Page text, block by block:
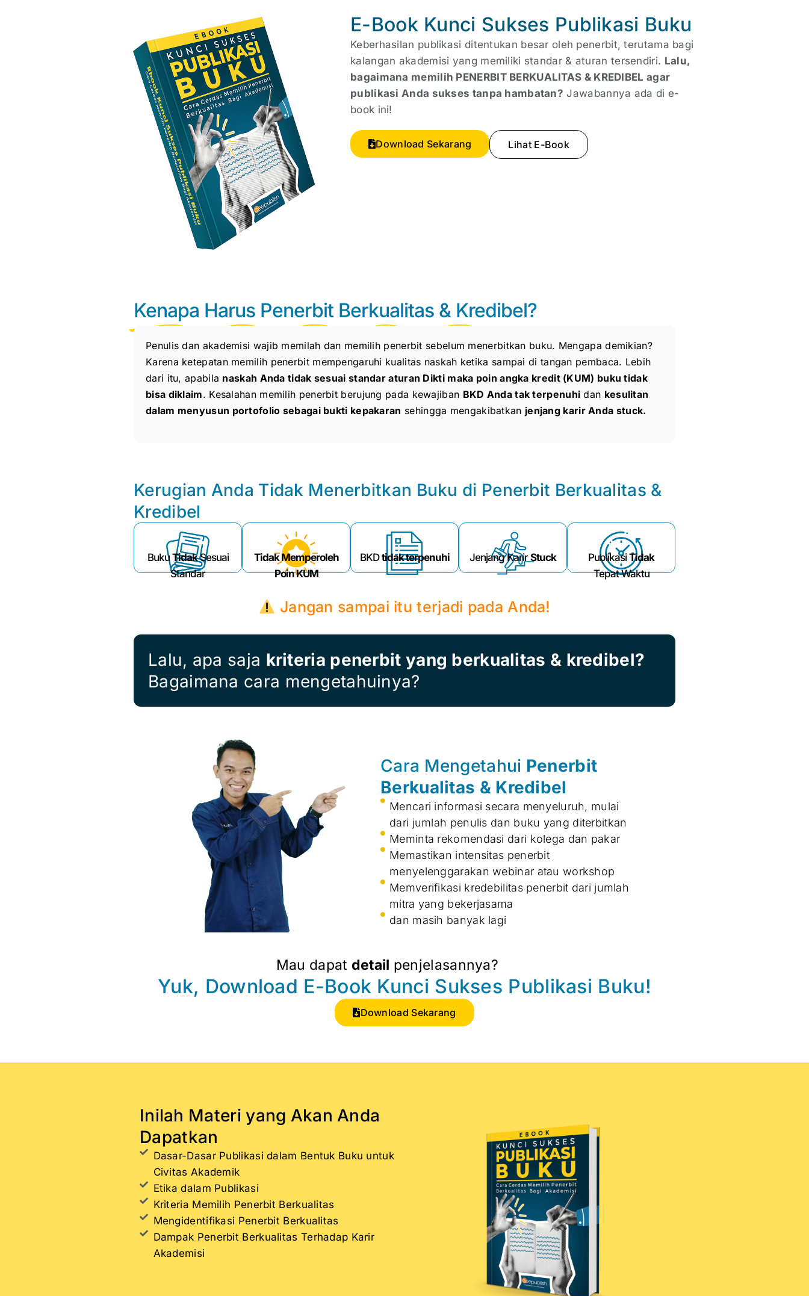
E-Book Kunci Sukses Publikasi Buku
Keberhasilan publikasi ditentukan besar oleh penerbit, terutama bagi
kalangan akademisi yang memiliki standar & aturan tersendiri. Lalu,
bagaimana memilih PENERBIT BERKUALITAS & KREDIBEL agar
publikasi Anda sukses tanpa hambatan? Jawabannya ada di e-
book ini!
Download Sekarang Lihat E-Book
Kenapa Harus Penerbit Berkualitas & Kredibel?
Penulis dan akademisi wajib memilah dan memilih penerbit sebelum menerbitkan buku. Mengapa demikian?
Karena ketepatan memilih penerbit mempengaruhi kualitas naskah ketika sampai di tangan pembaca. Lebih
dari itu, apabila naskah Anda tidak sesuai standar aturan Dikti maka poin angka kredit (KUM) buku tidak
bisa diklaim. Kesalahan memilih penerbit berujung pada kewajiban BKD Anda tak terpenuhi dan kesulitan
dalam menyusun portofolio sebagai bukti kepakaran sehingga mengakibatkan jenjang karir Anda stuck.
Kerugian Anda Tidak Menerbitkan Buku di Penerbit Berkualitas &
Kredibel
BukuTidakSesuai
Standar
Tidak Memperoleh
Poin KUM
BKDtidak terpenuhi Jenjang KarirStuck PublikasiTidak
Tepat Waktu
Jangan sampai itu terjadi pada Anda!
Lalu, apa saja kriteria penerbit yang berkualitas & kredibel?
Bagaimana cara mengetahuinya?
Cara Mengetahui Penerbit
Berkualitas & Kredibel
Mencari informasi secara menyeluruh, mulai
dari jumlah penulis dan buku yang diterbitkan
Meminta rekomendasi dari kolega dan pakar
Memastikan intensitas penerbit
menyelenggarakan webinar atau workshop
Memverifikasi kredebilitas penerbit dari jumlah
mitra yang bekerjasama
dan masih banyak lagi
Mau dapat detail penjelasannya?
Yuk, Download E-Book Kunci Sukses Publikasi Buku!
Download Sekarang
Inilah Materi yang Akan Anda
Dapatkan
Dasar-Dasar Publikasi dalam Bentuk Buku untuk
Civitas Akademik
Etika dalam Publikasi
Kriteria Memilih Penerbit Berkualitas
Mengidentifikasi Penerbit Berkualitas
Dampak Penerbit Berkualitas Terhadap Karir
Akademisi